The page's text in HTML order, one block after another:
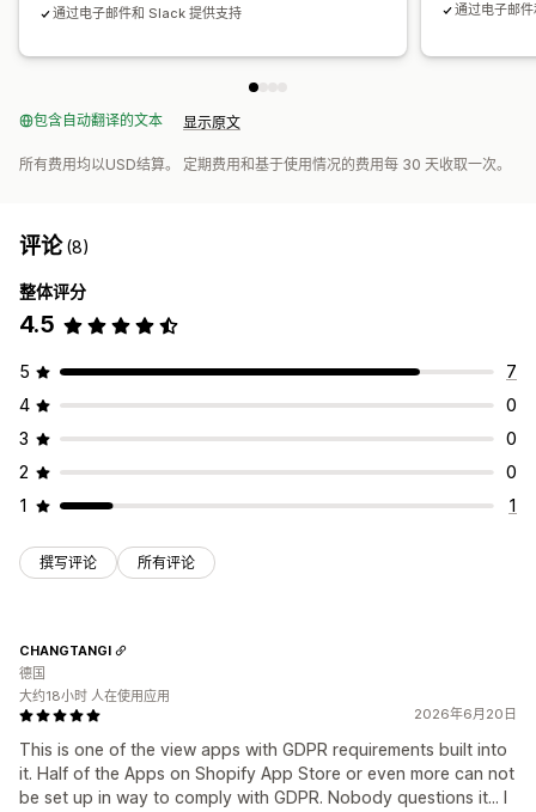
通过电子邮件和 Slack 提供支持
通过电子邮
包含自动翻译的文本 显示原文
所有费用均以USD结算。 定期费用和基于使用情况的费用每 30 天收取一次。
评论(8)
整体评分
4.5
5
7
4
0
3
0
2
0
1
1
撰写评论 所有评论
2026年6月20日
This is one of the view apps with GDPR requirements built into
it. Half of the Apps on Shopify App Store or even more can not
be set up in way to comply with GDPR. Nobody questions it... I
CHANGTANGI
德国
大约18小时 人在使用应用